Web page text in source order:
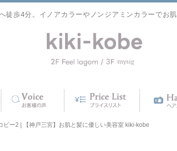
徒歩4分。イノアカラーやノンジアミンカラーでお
ピー2 | 【神戸三宮】お肌と髪に優しい美容室 kiki-kobe